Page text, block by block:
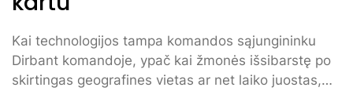
Kai technologijos tampa komandos sąjungininku
Dirbant komandoje, ypač kai žmonės išsibarstę po
skirtingas geografines vietas ar net laiko juostas,